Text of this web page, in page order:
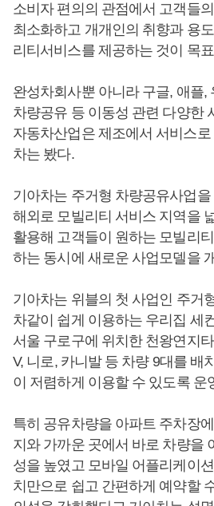
소비자 편의의 관점에서 고객들
최소화하고 개개인의 취향과 용
리티서비스를 제공하는 것이 목
완성차회사뿐 아니라 구글, 애플,
차량공유 등 이동성 관련 다양한
자동차산업은 제조에서 서비스
차는 봤다.
기아차는 주거형 차량공유사업
해외로 모빌리티 서비스 지역을
활용해 고객들이 원하는 모빌리
하는 동시에 새로운 사업모델을
기아차는 위블의 첫 사업인 주거
차같이 쉽게 이용하는 우리집 세
서울 구로구에 위치한 천왕연지
V, 니로, 카니발 등 차량 9대를 배
이 저렴하게 이용할 수 있도록 운
특히 공유차량을 아파트 주차장
지와 가까운 곳에서 바로 차량을
성을 높였고 모바일 어플리케이
치만으로 쉽고 간편하게 예약할